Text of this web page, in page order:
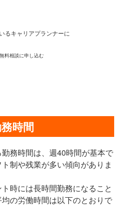
るキャリアプランナーに
無料相談に申し込む
時間
務時間は、週40時間が基本で
制や残業が多い傾向がありま
時には長時間勤務になること
の労働時間は以下のとおりで